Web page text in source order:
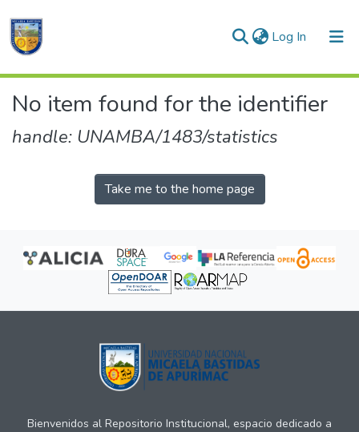
Log In (current)
Communities & Collections
No item found for the identifier
handle: UNAMBA/1483/statistics
Take me to the home page
Bienvenidos al Repositorio Institucional, espacio dedicado a